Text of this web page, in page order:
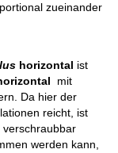
zueinander
horizontal ist
mit
Da hier der
reicht, ist
verschraubbar
werden kann,